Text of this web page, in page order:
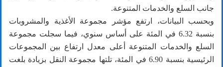
جانب السلع والخدمات المتنوعة.
وبحسب البيانات، ارتفع مؤشر مجموعة الأغذية والمشروبات
بنسبة 6.32 في المئة على أساس سنوي، فيما سجلت مجموعة
السلع والخدمات المتنوعة أعلى معدل ارتفاع بين المجموعات
الرئيسية بنسبة 6.90 في المئة، تلتها مجموعة النقل بزيادة بلغت